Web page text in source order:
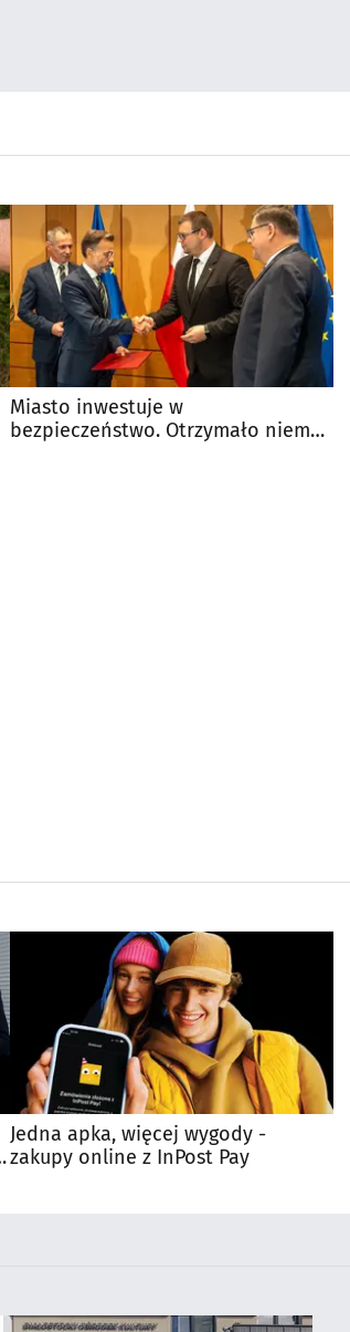
Miasto inwestuje w
bezpieczeństwo. Otrzymało niemal
Jedna apka, więcej wygody -
zakupy online z InPost Pay